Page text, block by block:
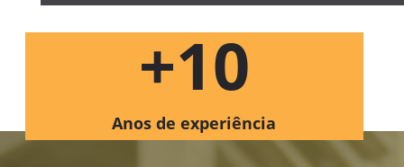
+10
Anos de experiência